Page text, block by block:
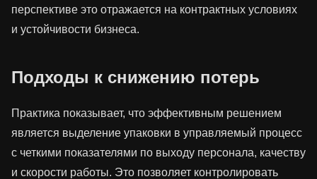
перспективе это отражается на контрактных условиях
и устойчивости бизнеса.
Подходы к снижению потерь
Практика показывает, что эффективным решением
является выделение упаковки в управляемый процесс
с четкими показателями по выходу персонала, качеству
и скорости работы. Это позволяет контролировать